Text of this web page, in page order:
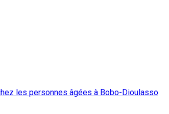
les personnes âgées à Bobo-Dioulasso